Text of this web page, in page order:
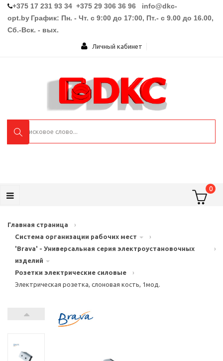
+375 17 231 93 34 +375 29 306 36 96 info@dkc-
opt.by График: Пн. - Чт. с 9:00 до 17:00, Пт.- с 9.00 до 16.00,
Сб.-Вск. - вых.
Личный кабинет
0
Главная страница
›
Система организации рабочих мест
›
'Brava' - Универсальная серия электроустановочных
изделий
›
Розетки электрические силовые
›
Электрическая розетка, слоновая кость, 1мод.